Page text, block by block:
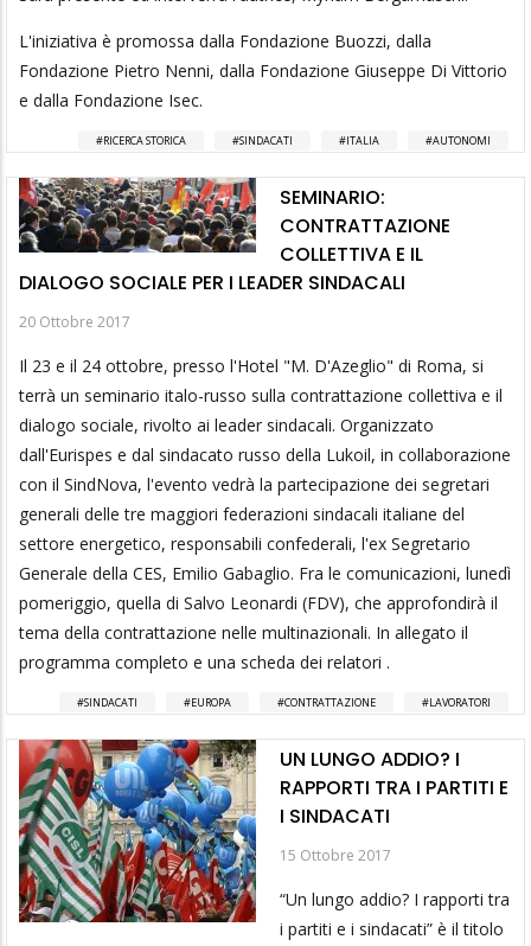
L'iniziativa è promossa dalla Fondazione Buozzi, dalla
Fondazione Pietro Nenni, dalla Fondazione Giuseppe Di Vittorio
e dalla Fondazione Isec.
RICERCA STORICA SINDACATI ITALIA AUTONOMI
SEMINARIO:
CONTRATTAZIONE
COLLETTIVA E IL
DIALOGO SOCIALE PER I LEADER SINDACALI
20 Ottobre 2017
Il 23 e il 24 ottobre, presso l'Hotel "M. D'Azeglio" di Roma, si
terrà un seminario italo-russo sulla contrattazione collettiva e il
dialogo sociale, rivolto ai leader sindacali. Organizzato
dall'Eurispes e dal sindacato russo della Lukoil, in collaborazione
con il SindNova, l'evento vedrà la partecipazione dei segretari
generali delle tre maggiori federazioni sindacali italiane del
settore energetico, responsabili confederali, l'ex Segretario
Generale della CES, Emilio Gabaglio. Fra le comunicazioni, lunedì
pomeriggio, quella di Salvo Leonardi (FDV), che approfondirà il
tema della contrattazione nelle multinazionali. In allegato il
programma completo e una scheda dei relatori .
SINDACATI EUROPA CONTRATTAZIONE LAVORATORI
UN LUNGO ADDIO? I
RAPPORTI TRA I PARTITI E
I SINDACATI
15 Ottobre 2017
“Un lungo addio? I rapporti tra
i partiti e i sindacati” è il titolo